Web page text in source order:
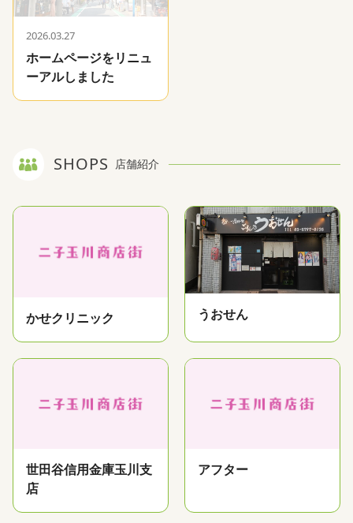
2026.03.27
ホームページをリニュ
ーアルしました
SHOPS 店舗紹介
かせクリニック うおせん
世田谷信用金庫玉川支
店
アフター